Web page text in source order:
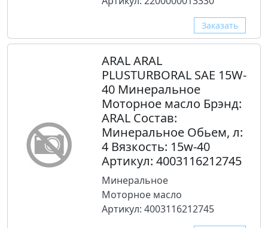
Заказать
ARAL ARAL
PLUSTURBORAL SAE 15W-
40 Минеральное
Моторное масло Брэнд:
ARAL Состав:
Минеральное Обьем, л:
4 Вязкость: 15w-40
Артикул: 4003116212745
Минеральное
Моторное масло
Артикул: 4003116212745